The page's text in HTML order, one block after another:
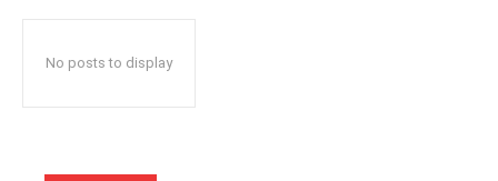
No posts to display